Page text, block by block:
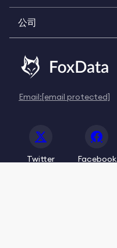
公司
Email:[email protected]
Twitter Facebook